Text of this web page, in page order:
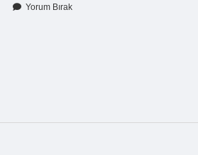
Yorum Bırak